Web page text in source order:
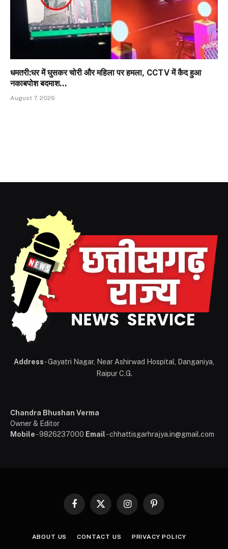
धमतरी:घर में घुसकर चोरी और महिला पर हमला, CCTV में कैद हुआ
नकाबपोश बदमाश…
August 7, 2026
Address- Gayatri Nagar, Near Ashirwad Hospital, Danganiya,
Raipur C.G.
Chandra Bhushan Verma
Owner & Editor
Mobile- 9826237000 Email- chhattisgarhrajya.in@gmail.com
Facebook
X
InstagramPinterest
ABOUT US CONTACT US PRIVACY POLICY